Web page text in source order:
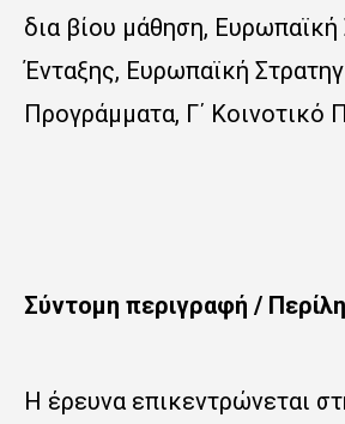
δια βίου μάθηση,
Ένταξης, Ευρωπαϊκή
Προγράμματα, Γ΄ Κοινοτικό
Σύντομη περιγραφή /
Η έρευνα επικεντρώνεται